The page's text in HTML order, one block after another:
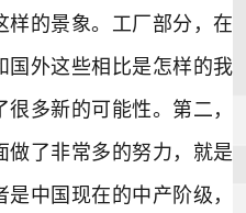
样的景象。工厂部分，在
国外这些相比是怎样的我
多新的可能性。第二，
做了非常多的努力，就是
中国现在的中产阶级，